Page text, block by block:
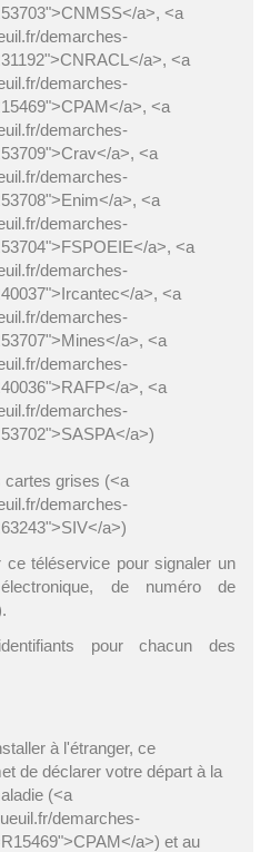
a>, <a
demarches-
a>, <a
demarches-
a>, <a
demarches-
a>, <a
demarches-
a>, <a
demarches-
a>, <a
demarches-
a>, <a
demarches-
a>, <a
demarches-
a>, <a
demarches-
a>)
cartes grises (<a
demarches-
a>)
téléservice pour signaler un
de numéro de
pour chacun des
à l'étranger, ce
de déclarer votre départ à la
(<a
demarches-
a>) et au